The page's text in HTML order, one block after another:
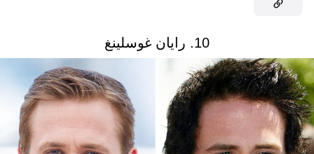
10. رايان غوسلينغ